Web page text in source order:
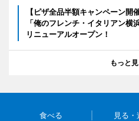
【ピザ全品半額キャンペーン
「俺のフレンチ・イタリアン横
リニューアルオープン！
もっと
食べる 見る・